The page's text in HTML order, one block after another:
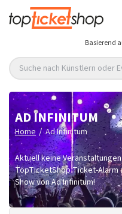
Basierend
Suche nach Künstlern oder
AD INFINITUM
Home / Ad Infinitum
Aktuell keine
TopTicketShop Ticket-Alarm
Show von Ad Infinitum!